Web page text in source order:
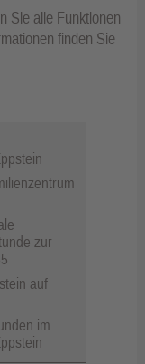
Sie alle Funktionen
finden Sie
zur
auf
im